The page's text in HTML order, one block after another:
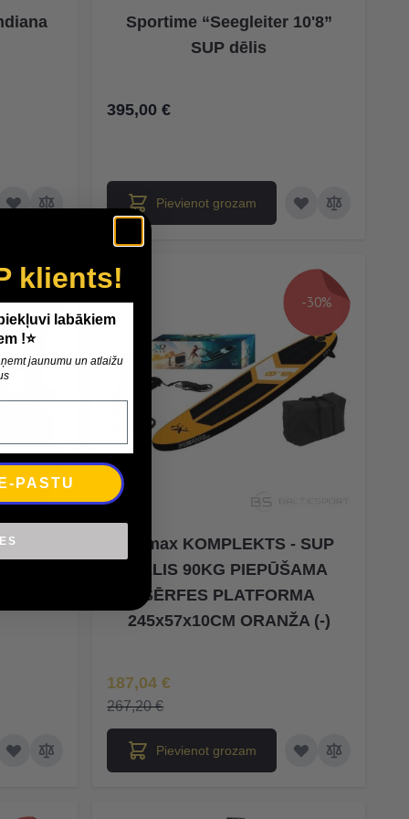
Sportime “Seegleiter 10'8”
SUP dēlis
395,00 €
Pievienot grozam
-30%
-
-30%
Xqmax KOMPLEKTS - SUP
DĒLIS 90KG PIEPŪŠAMA
SĒRFES PLATFORMA
245x57x10CM ORANŽA (-)
Īpaša Cena
187,04 €
267,20 €
Pievienot grozam
klients!
labākiem
!⭐
jaunumu un atlaižu
PASTU